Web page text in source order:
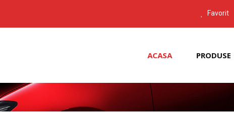
Favorit
ACASA PRODUSE